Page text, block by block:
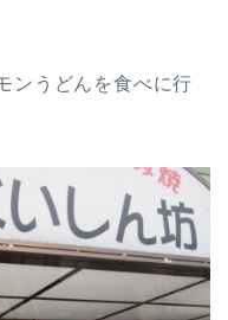
ンうどんを食べに行